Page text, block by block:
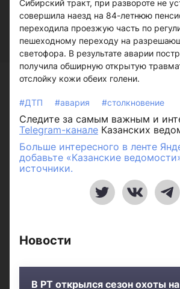
Сибирский тракт, при развороте не
совершила наезд на 84-летнюю
переходила проезжую часть по
пешеходному переходу на
светофора. В результате аварии
получила обширную открытую
отслойку кожи обеих голени.
#ДТП #авария #столкновение
Следите за самым важным и
Telegram-канале Казанских
Больше интересного в ленте
добавьте «Казанские
источники.
Новости
В РТ открылся сезон охоты